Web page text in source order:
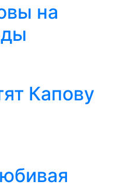
на
Капову